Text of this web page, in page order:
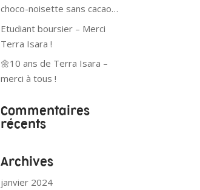
choco-noisette sans cacao…
Etudiant boursier – Merci
Terra Isara !
🌼10 ans de Terra Isara –
merci à tous !
Commentaires
récents
Archives
janvier 2024